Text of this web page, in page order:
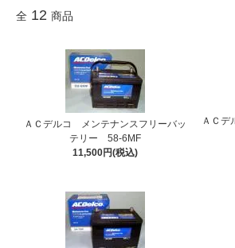
全 12 商品
ＡＣデルコ メンテナンスフリーバッ
テリー 58-6MF
11,500円(税込)
ＡＣ